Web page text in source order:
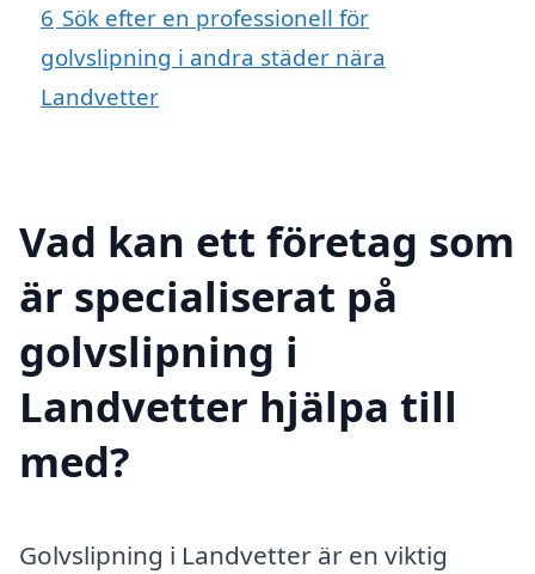
6 Sök efter en professionell för
golvslipning i andra städer nära
Landvetter
Vad kan ett företag som
är specialiserat på
golvslipning i
Landvetter hjälpa till
med?
Golvslipning i Landvetter är en viktig